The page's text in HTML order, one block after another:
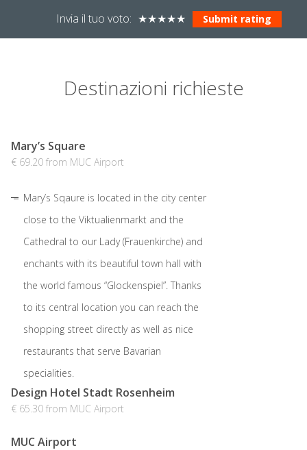
Invia il tuo voto: ★
★
★
★
★
Destinazioni richieste
Mary’s Square
€ 69.20 from MUC Airport
Mary’s Sqaure is located in the city center
close to the Viktualienmarkt and the
Cathedral to our Lady (Frauenkirche) and
enchants with its beautiful town hall with
the world famous “Glockenspiel”. Thanks
to its central location you can reach the
shopping street directly as well as nice
restaurants that serve Bavarian
specialities.
Design Hotel Stadt Rosenheim
€ 65.30 from MUC Airport
MUC Airport